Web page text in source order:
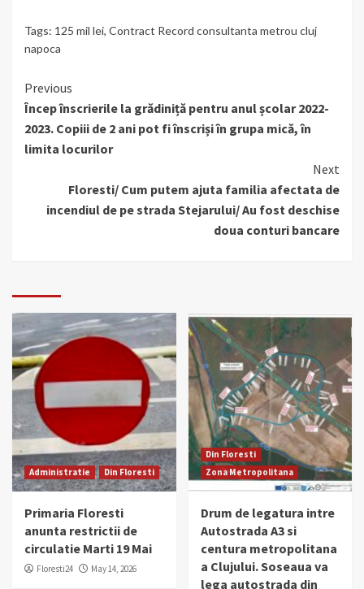
Tags: 125 mil lei, Contract Record consultanta metrou cluj
napoca
Continue
Reading
Previous
Încep înscrierile la grădiniță pentru anul școlar 2022-
2023. Copiii de 2 ani pot fi înscriși în grupa mică, în
limita locurilor
Next
Floresti/ Cum putem ajuta familia afectata de
incendiul de pe strada Stejarului/ Au fost deschise
doua conturi bancare
Administratie Din Floresti
Primaria Floresti
anunta restrictii de
circulatie Marti 19 Mai
Floresti24 May 14, 2026
Din Floresti
Zona Metropolitana
Drum de legatura intre
Autostrada A3 si
centura metropolitana
a Clujului. Soseaua va
lega autostrada din